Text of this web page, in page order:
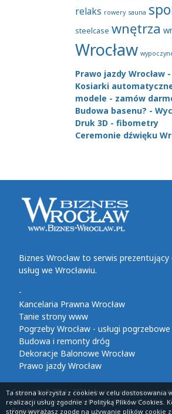
relaks rowery sauna
steelcase wnętrza
Wrocław
Prawo jazdy Wrocław
Kosiarki
modele - zamów
Budowa basenu? -
Druk 3D - fibometry
Ceremonie dźwięku
Biznes Wrocław to serwis
usług we Wrocławiu.
-
Kancelaria Prawna Wrocław
Tanie strony www
Pogrzeby Wrocław - usługi pogrzebowe
Budowa i remonty dróg
Dekoracje Balonowe Wrocław
Prawo jazdy Wrocław
Copyright © 2014 - 2026 Informacje biznesowe z
biznes informacje Wrocław. All rights reserved
Regulamin
Ta strona korzysta z cookiesw celu dostosowania
realizacji usług zgodnie zPolityką Plików Cookies.
strony wyrażasz zgodę na używanie plików cookie